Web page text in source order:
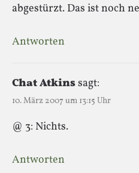
abgestürzt. Das ist noch
Antworten
Chat Atkinssagt:
10. März 2007 um 13:15 Uhr
@ 3: Nichts.
Antworten